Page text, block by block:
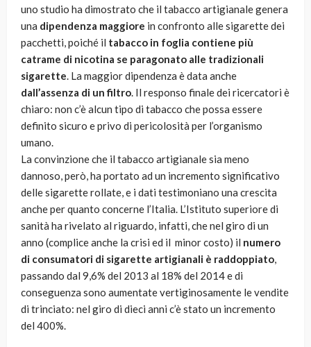
uno studio ha dimostrato che il tabacco artigianale genera
una dipendenza maggiore in confronto alle sigarette dei
pacchetti, poiché il tabacco in foglia contiene più
catrame di nicotina se paragonato alle tradizionali
sigarette. La maggior dipendenza è data anche
dall’assenza di un filtro. Il responso finale dei ricercatori è
chiaro: non c’è alcun tipo di tabacco che possa essere
definito sicuro e privo di pericolosità per l’organismo
umano.
La convinzione che il tabacco artigianale sia meno
dannoso, però, ha portato ad un incremento significativo
delle sigarette rollate, e i dati testimoniano una crescita
anche per quanto concerne l’Italia. L’Istituto superiore di
sanità ha rivelato al riguardo, infatti, che nel giro di un
anno (complice anche la crisi ed il minor costo) il numero
di consumatori di sigarette artigianali è raddoppiato,
passando dal 9,6% del 2013 al 18% del 2014 e di
conseguenza sono aumentate vertiginosamente le vendite
di trinciato: nel giro di dieci anni c’è stato un incremento
del 400%.